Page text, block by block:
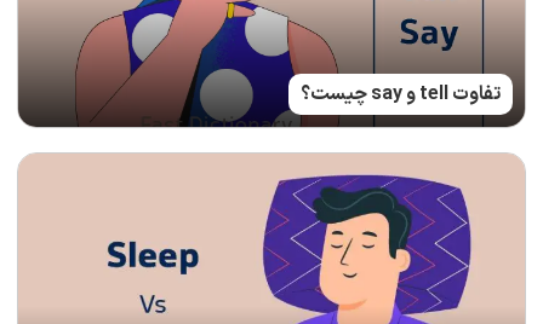
تفاوت tell و say چیست؟